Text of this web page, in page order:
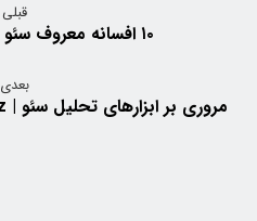
قبلی
۱۰ افسانه معروف سئو | موارد بی اهمیت
بعدی
مروری بر ابزارهای تحلیل سئو | Ahrefs، Moz یا SEMrush؟